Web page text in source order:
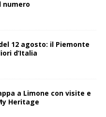
numero
12 agosto: il Piemonte
d’Italia
a Limone con visite e
Heritage